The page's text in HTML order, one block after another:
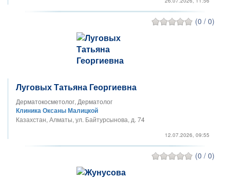
(0 / 0)
Луговых Татьяна Георгиевна
Дерматокосметолог, Дерматолог
Клиника Оксаны Малицкой
Казахстан, Алматы, ул. Байтурсынова, д. 74
12.07.2026, 09:55
(0 / 0)